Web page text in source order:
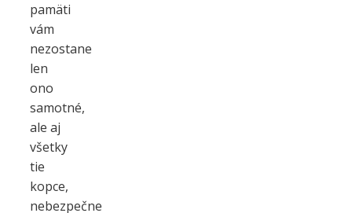
pamäti
vám
nezostane
len
ono
samotné,
ale aj
všetky
tie
kopce,
nebezpečne